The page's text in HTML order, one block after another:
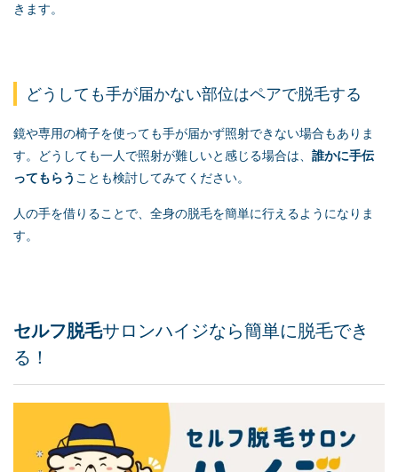
きます。
どうしても手が届かない部位はペアで脱毛する
鏡や専用の椅子を使っても手が届かず照射できない場合もありま
す。どうしても一人で照射が難しいと感じる場合は、 誰かに手伝
ってもらう ことも検討してみてください。
人の手を借りることで、全身の脱毛を簡単に行えるようになりま
す。
セルフ脱毛サロンハイジなら簡単に脱毛でき
る！